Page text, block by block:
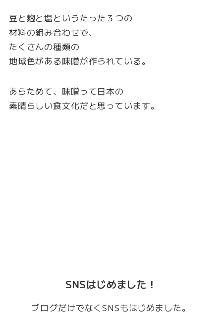
豆と麹と塩というたった３つの
材料の組み合わせで、
たくさんの種類の
地域色がある味噌が作られている。
あらためて、味噌って日本の
素晴らしい食文化だと思っています。
SNSはじめました！
ブログだけでなくSNSもはじめました。